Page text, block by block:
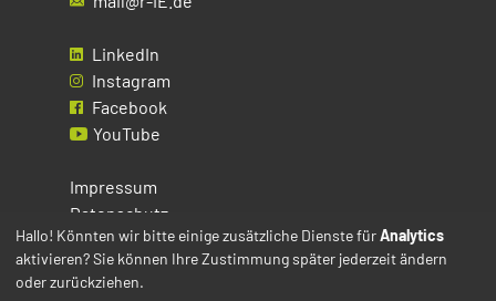
LinkedIn
Instagram
Facebook
YouTube
Impressum
Datenschutz
Cookies
Hallo! Könnten wir bitte einige zusätzliche Dienste fürAnalytics
aktivieren? Sie können Ihre Zustimmung später jederzeit ändern
oder zurückziehen.